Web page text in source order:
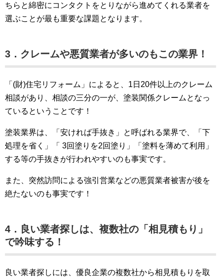
ちらと綿密にコンタクトをとりながら進めてくれる業者を
選ぶことが最も重要な課題となります。
3．クレームや悪質業者が多いのもこの業界！
「(財)住宅リフォーム」によると、1日20件以上のクレーム
相談があり、相談の三分の一が、塗装関係クレームとなっ
ているということです！
塗装業界は、「安ければ手抜き」と呼ばれる業界で、「下
処理を省く」「 3回塗りを2回塗り」「塗料を薄めて利用」
する等の手抜きが行われやすいのも事実です。
また、突然訪問による強引営業などの悪質業者被害が後を
絶たないのも事実です！
4．良い業者探しは、複数社の「相見積もり」
で吟味する！
良い業者探しには、優良企業の複数社から相見積もりを取